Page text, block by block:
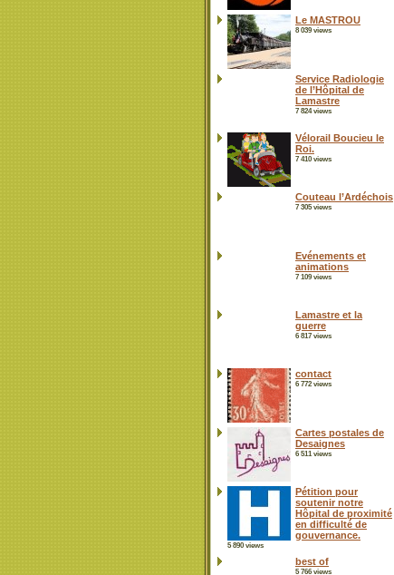
Le MASTROU
8 039 views
Service Radiologie
de l’Hôpital de
Lamastre
7 824 views
Vélorail Boucieu le
Roi.
7 410 views
Couteau l’Ardéchois
7 305 views
Evénements et
animations
7 109 views
Lamastre et la
guerre
6 817 views
contact
6 772 views
Cartes postales de
Desaignes
6 511 views
Pétition pour
soutenir notre
Hôpital de proximité
en difficulté de
gouvernance.
5 890 views
best of
5 766 views